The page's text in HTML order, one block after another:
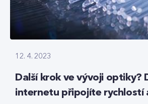
12. 4. 2023
Další krok ve vývoji optiky?
internetu připojíte rychlostí